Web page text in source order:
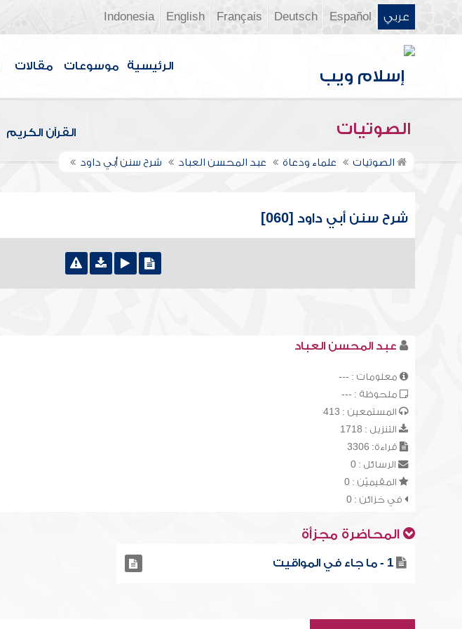
عربي Español
Deutsch
Français
English
Indonesia
الرئيسية موسوعات مقالات
الصوتيات القرآن الكريم
الصوتيات علماء ودعاة عبد المحسن العباد شرح سنن أبي داود
شرح سنن أبي داود [060]
عبد المحسن العباد
معلومات : ---
ملحوظة : ---
المستمعين : 413
التنزيل : 1718
قراءة: 3306
الرسائل : 0
المقيميّن : 0
في خزائن : 0
المحاضرة مجزأة
1 - ما جاء في المواقيت